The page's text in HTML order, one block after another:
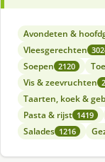
Avondeten &
Vleesgerechten
Soepen 2120
Vis & zeevruchten
Taarten, koek &
Pasta & rijst 1419
Salades 1216